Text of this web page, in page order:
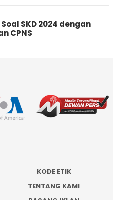
SKD 2024 dengan
CPNS
KODE ETIK
TENTANG KAMI